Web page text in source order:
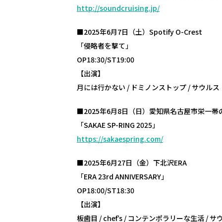
http://soundcruising.jp/
■2025年6月7日（土）Spotify O-Crest
「侵略者を撃て」
OP18:30/ST19:00
【出演】
月には行かない / ドミノンストップ / サウルス
■2025年6月8日（日）愛知県名古屋市栄一帯
「SAKAE SP-RING 2025」
https://sakaespring.com/
■2025年6月27日（金）下北沢ERA
「ERA 23rd ANNIVERSARY」
OP18:00/ST18:30
【出演】
板歯目 / chef’s / コンテンポラリーな生活 / サ